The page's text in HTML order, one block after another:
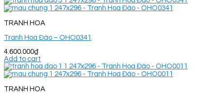
TRANH HOA
Tranh Hoa Đào – OHO0341
4.600.000₫
Add to cart
TRANH HOA